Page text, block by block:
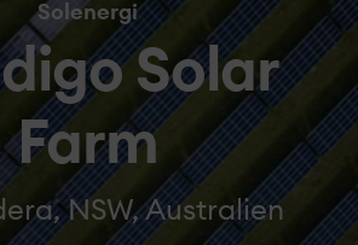
Solenergi
Solar
Farm
NSW, Australien